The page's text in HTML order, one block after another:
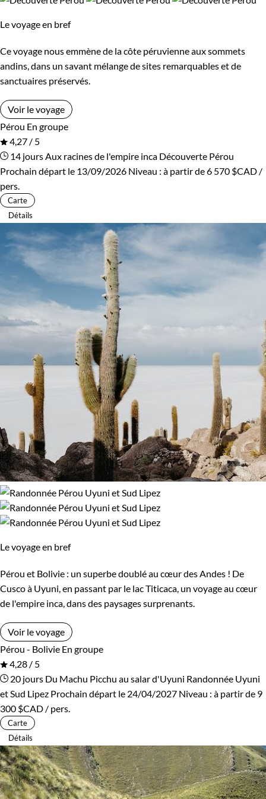
Le voyage en bref
Ce voyage nous emmène de la côte péruvienne aux sommets
andins, dans un savant mélange de sites remarquables et de
sanctuaires préservés.
Voir le voyage
Pérou En groupe
4,27 / 5
14 jours Aux racines de l'empire inca Découverte Pérou
Prochain départ le 13/09/2026 Niveau : à partir de6 570 $CAD /
pers.
Carte
Détails
Le voyage en bref
Pérou et Bolivie : un superbe doublé au cœur des Andes ! De
Cusco à Uyuni, en passant par le lac Titicaca, un voyage au cœur
de l'empire inca, dans des paysages surprenants.
Voir le voyage
Pérou - Bolivie En groupe
4,28 / 5
20 jours Du Machu Picchu au salar d'Uyuni Randonnée Uyuni
et Sud Lipez Prochain départ le 24/04/2027 Niveau : à partir de 9
300 $CAD / pers.
Carte
Détails